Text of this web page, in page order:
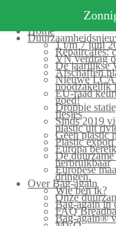
Home
1 t/m 7 juni
Repaircafés:
VN verdrag
De jaarlijkse
Afschaffen
Nieuwe LCA
noodzakelijk
EU-raad
goed!
Droppie
flesjes
Sinds 2019
plastic uit
Geen plastic
Plastic
Europa
De
herbruikbaar
Europese
dringen.
Over Bag-again
Wie ben ik?
Onze
Bag-again in
FAQ
Bag-again®